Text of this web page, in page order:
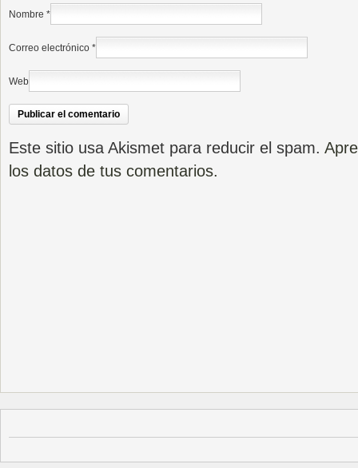
Nombre *
Correo electrónico *
Web
Este sitio usa Akismet para reducir el spam.
los datos de tus comentarios.